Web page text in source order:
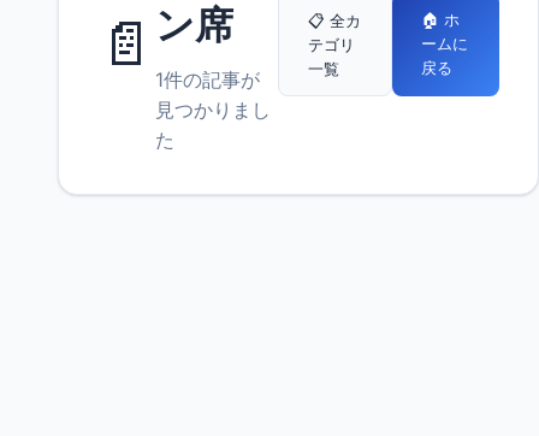
📄 ン席
1件の記事が
見つかりまし
た
📋 全カ
テゴリ
一覧
🏠 ホ
ームに
戻る